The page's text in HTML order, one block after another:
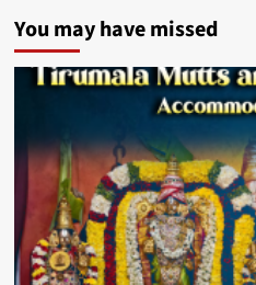
You may have missed